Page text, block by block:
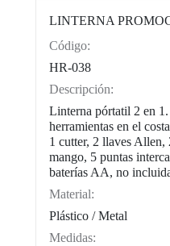
LINTERNA
Código:
HR-038
Descripción:
Linterna pórtatil 2 en
herramientas en el
1 cutter, 2 llaves Allen,
mango, 5 puntas
baterías AA, no
Material:
Plástico / Metal
Medidas: